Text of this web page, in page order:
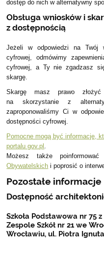
dostęp do nich w alternatywny
Obsługa wniosków i
z dostępnością
Jeżeli w odpowiedzi na Twój
cyfrowej, odmówimy
cyfrowej, a Ty nie zgadzasz
skargę.
Skargę masz prawo
na skorzystanie z
zaproponowaliśmy Ci w
dostępności cyfrowej.
Pomocne mogą być informacje,
portalu gov.pl
Możesz także
Obywatelskich i poprosić o
Pozostałe informacje
Dostępność
Szkoła Podstawowa nr 75
Zespole Szkół nr 21 we
Wrocławiu, ul. Piotra